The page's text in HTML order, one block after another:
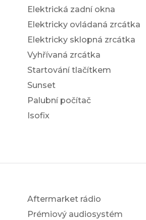
Elektrická zadní okna
Elektricky ovládaná zrcátka
Elektricky sklopná zrcátka
Vyhřívaná zrcátka
Startování tlačítkem
Sunset
Palubní počítač
Isofix
Aftermarket rádio
Prémiový audiosystém